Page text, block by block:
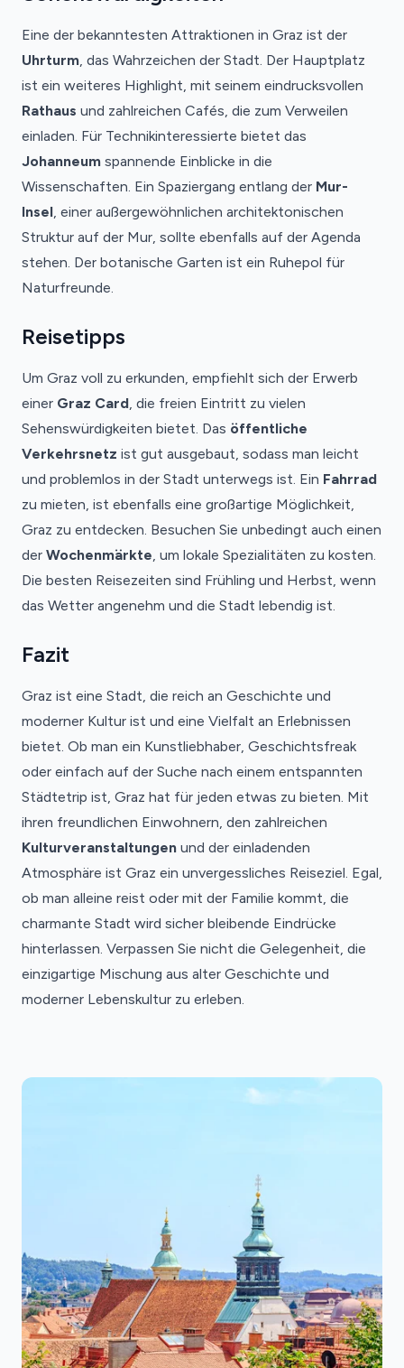
Eine der bekanntesten Attraktionen in Graz ist der
Uhrturm, das Wahrzeichen der Stadt. Der Hauptplatz
ist ein weiteres Highlight, mit seinem eindrucksvollen
Rathaus und zahlreichen Cafés, die zum Verweilen
einladen. Für Technikinteressierte bietet das
Johanneum spannende Einblicke in die
Wissenschaften. Ein Spaziergang entlang der Mur-
Insel, einer außergewöhnlichen architektonischen
Struktur auf der Mur, sollte ebenfalls auf der Agenda
stehen. Der botanische Garten ist ein Ruhepol für
Naturfreunde.
Reisetipps
Um Graz voll zu erkunden, empfiehlt sich der Erwerb
einer Graz Card, die freien Eintritt zu vielen
Sehenswürdigkeiten bietet. Das öffentliche
Verkehrsnetz ist gut ausgebaut, sodass man leicht
und problemlos in der Stadt unterwegs ist. Ein Fahrrad
zu mieten, ist ebenfalls eine großartige Möglichkeit,
Graz zu entdecken. Besuchen Sie unbedingt auch einen
der Wochenmärkte, um lokale Spezialitäten zu kosten.
Die besten Reisezeiten sind Frühling und Herbst, wenn
das Wetter angenehm und die Stadt lebendig ist.
Fazit
Graz ist eine Stadt, die reich an Geschichte und
moderner Kultur ist und eine Vielfalt an Erlebnissen
bietet. Ob man ein Kunstliebhaber, Geschichtsfreak
oder einfach auf der Suche nach einem entspannten
Städtetrip ist, Graz hat für jeden etwas zu bieten. Mit
ihren freundlichen Einwohnern, den zahlreichen
Kulturveranstaltungen und der einladenden
Atmosphäre ist Graz ein unvergessliches Reiseziel. Egal,
ob man alleine reist oder mit der Familie kommt, die
charmante Stadt wird sicher bleibende Eindrücke
hinterlassen. Verpassen Sie nicht die Gelegenheit, die
einzigartige Mischung aus alter Geschichte und
moderner Lebenskultur zu erleben.